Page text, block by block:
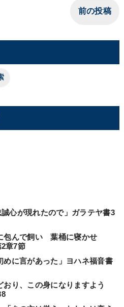
前の投稿
心が現れたので」ガラテヤ書3
包んで飼い 葉桶に寝かせ
章7節
めに言があった」ヨハネ福音書
り、この身になりますよう